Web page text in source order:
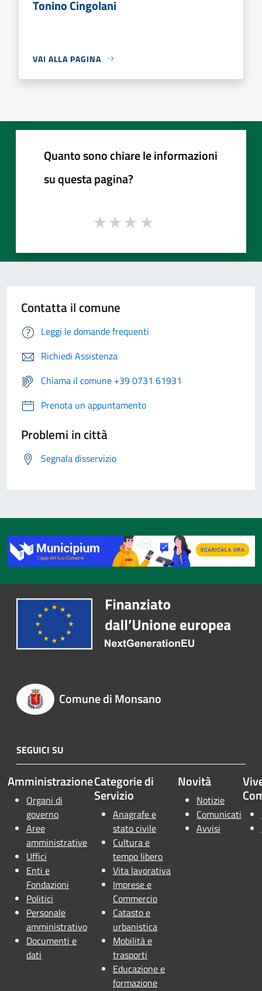
Tonino Cingolani
VAI ALLA PAGINA
Quanto sono chiare le informazioni
su questa pagina?
Contatta il comune
Leggi le domande frequenti
Richiedi Assistenza
Chiama il comune +39 0731 61931
Prenota un appuntamento
Problemi in città
Segnala disservizio
Comune di Monsano
SEGUICI SU
Amministrazione
Organi di
governo
Aree
amministrative
Uffici
Enti e
Fondazioni
Politici
Personale
amministrativo
Documenti e
dati
Categorie di
Servizio
Anagrafe e
stato civile
Cultura e
tempo libero
Vita lavorativa
Imprese e
Commercio
Catasto e
urbanistica
Mobilità e
trasporti
Educazione e
formazione
Novità
Notizie
Comunicati
Avvisi